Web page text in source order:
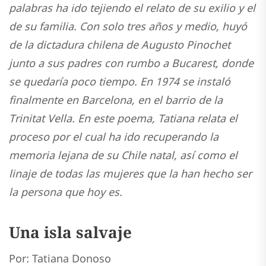
palabras ha ido tejiendo el relato de su exilio y el
de su familia. Con solo tres años y medio, huyó
de la dictadura chilena de Augusto Pinochet
junto a sus padres con rumbo a Bucarest, donde
se quedaría poco tiempo. En 1974 se instaló
finalmente en Barcelona, en el barrio de la
Trinitat Vella. En este poema, Tatiana relata el
proceso por el cual ha ido recuperando la
memoria lejana de su Chile natal, así como el
linaje de todas las mujeres que la han hecho ser
la persona que hoy es.
Una isla salvaje
Por: Tatiana Donoso